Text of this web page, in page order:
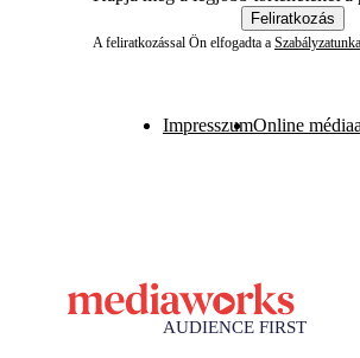
Feliratkozás
A feliratkozással Ön elfogadta a
ImpresszumOnline